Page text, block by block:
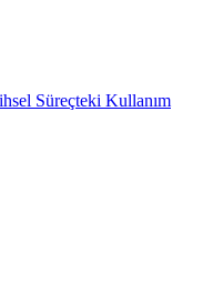
Süreçteki Kullanım